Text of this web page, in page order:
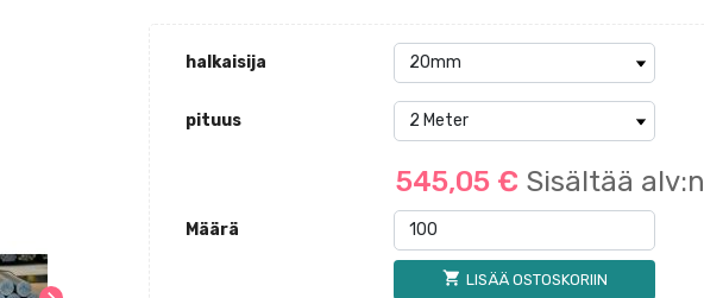
halkaisija
pituus
545,05 € Sisältää alv:n
Määrä
shopping_cart LISÄÄ OSTOSKORIIN